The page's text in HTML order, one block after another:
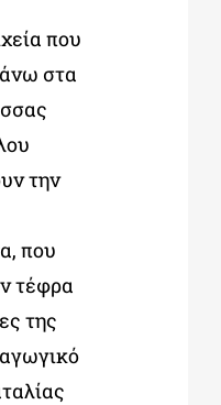
που
στα
την
που
τέφρα
της